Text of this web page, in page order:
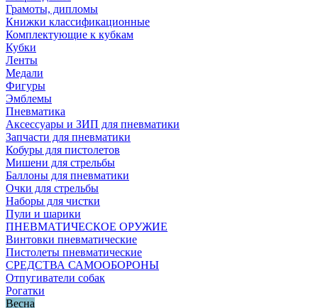
Грамоты, дипломы
Книжки классификационные
Комплектующие к кубкам
Кубки
Ленты
Медали
Фигуры
Эмблемы
Пневматика
Аксессуары и ЗИП для пневматики
Запчасти для пневматики
Кобуры для пистолетов
Мишени для стрельбы
Баллоны для пневматики
Очки для стрельбы
Наборы для чистки
Пули и шарики
ПНЕВМАТИЧЕСКОЕ ОРУЖИЕ
Винтовки пневматические
Пистолеты пневматические
СРЕДСТВА САМООБОРОНЫ
Отпугиватели собак
Рогатки
Весна